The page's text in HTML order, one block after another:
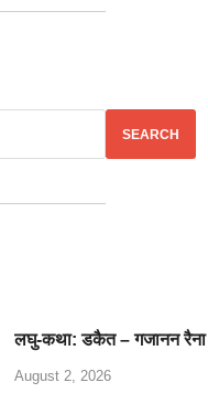
SEARCH
लघु-कथा: डकैत – गजानन रैना
August 2, 2026